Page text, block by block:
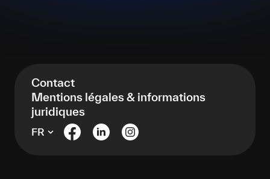
Contact
Mentions légales & informations
juridiques
FR